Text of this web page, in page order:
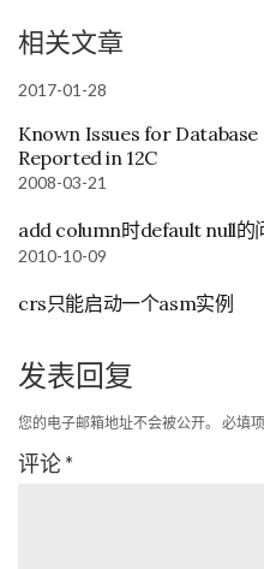
相关文章
2017-01-28
Known Issues for
Reported in 12C
2008-03-21
add column时default null的
2010-10-09
crs只能启动一个asm实例
发表回复
您的电子邮箱地址不会被公开。 必填
评论*